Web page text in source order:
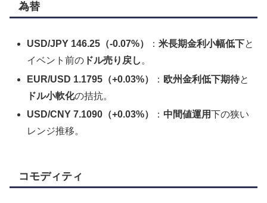
為替
USD/JPY 146.25（-0.07%） ：米長期金利小幅低下と
イベント前の ドル売り戻し。
EUR/USD 1.1795（+0.03%）
： 欧州金利低下期待と
ドル小軟化の拮抗。
USD/CNY 7.1090（+0.03%）
： 中間値運用下の狭い
レンジ推移。
コモディティ